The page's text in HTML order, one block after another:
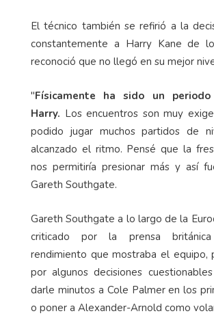
El técnico también se refirió a la
constantemente a Harry Kane de
reconoció que no llegó en su mejor
"Físicamente ha sido un
Harry. Los encuentros son muy
podido jugar muchos partidos de
alcanzado el ritmo. Pensé que la
nos permitiría presionar más y así
Gareth Southgate.
Gareth Southgate a lo largo de la
criticado por la prensa
rendimiento que mostraba el equipo,
por algunos decisiones
darle minutos a Cole Palmer en los
o poner a Alexander-Arnold como